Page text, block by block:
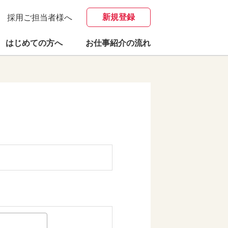
採用ご担当者様へ 新規登録
はじめての方へ お仕事紹介の流れ